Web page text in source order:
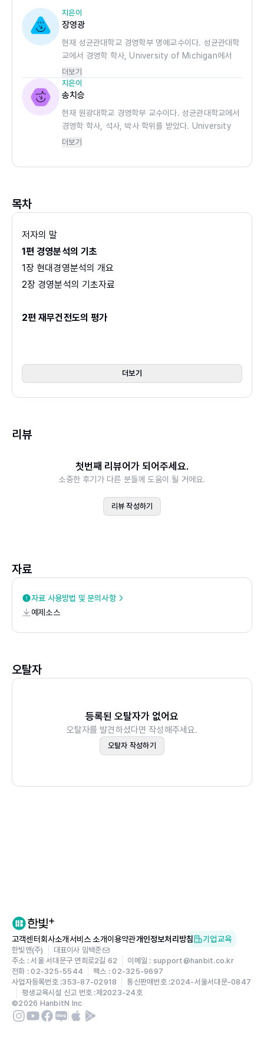
지은이
장영광
현재 성균관대학교 경영학부 명예교수이다. 성균관대학
교에서 경영학 학사, University of Michigan에서
경영학 석사, 고려대학교 대학원에서 경영학 박사학위
를 받았다. 한양대학교 상경대학 조교수, University
of Wisconsin 연구교수, University of
Washington 연구교수로 재직하였다.
정부 투자기관 경영평가위원, 공인회계사 시험출제위
원, 한국거래소 상장폐지심사위원회 위원장, 한국 증권
학회 회장 등을 역임하였다.
더보기
지은이
송치승
현재 원광대학교 경영학부 교수이다. 성균관대학교에서
경영학 학사, 석사, 박사 학위를 받았다. University
of Iowa 연구교수, 성균관대학교 강사로 재직하였다.
중소기업연구원 연구위원, 국민연금 기금운용 실무평가
더보기
목차
저자의 말
1편 경영분석의 기초
1장 현대경영분석의 개요
2장 경영분석의 기초자료
2편 재무건전도의 평가
5장 현금흐름분석
6장 재무제표분석의 제논점
7장 비용구조와 레버리지분석
10장 증권분석 (1)－전통적 DCF 주식평가모형과 주가배수
12장 신용분석
더보기
리뷰
첫번째 리뷰어가 되어주세요.
소중한 후기가 다른 분들께 도움이 될 거에요.
리뷰 작성하기
자료
자료 사용방법 및 문의사항
예제소스
오탈자
등록된 오탈자가 없어요
오탈자를 발견하셨다면 작성해주세요.
오탈자 작성하기
고객센터회사소개서비스 소개이용약관개인정보처리방침 기업교육
한빛앤(주)
대표이사 임백준
주소 : 서울 서대문구 연희로2길 62
이메일 : support@hanbit.co.kr
전화 : 02-325-5544
팩스 : 02-325-9697
사업자등록번호 :353-87-02918 통신판매번호 :2024-서울서대문-0847
평생교육시설 신고 번호 :제2023-24호
©2026 HanbitN Inc